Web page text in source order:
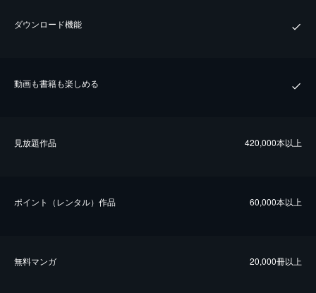
ダウンロード機能
動画も書籍も楽しめる
⾒放題作品 420,000本以上
ポイント（レンタル）作品 60,000本以上
無料マンガ 20,000冊以上